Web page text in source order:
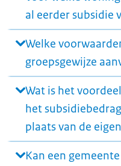
al eerder subsidie
Welke
groepsgewijze
Wat is het
het
plaats van de
Kan een